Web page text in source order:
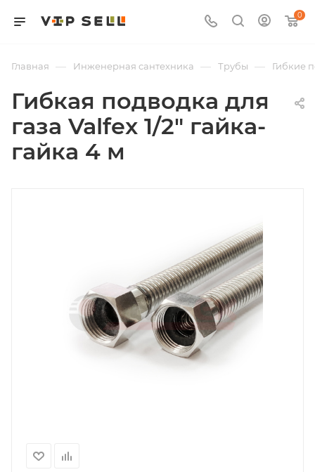
0
Главная — Инженерная сантехника — Трубы — Гибкие
Гибкая подводка для
газа Valfex 1/2" гайка-
гайка 4 м